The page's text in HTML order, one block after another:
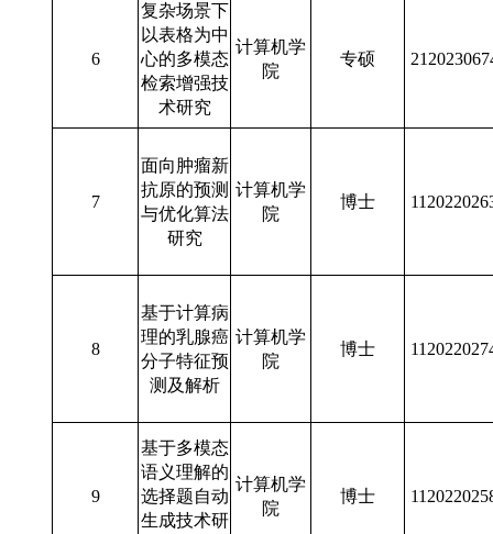
6
复杂场景下
以表格为中
心的多模态
检索增强技
术研究
计算机学
院
专硕
7
面向肿瘤新
抗原的预测
与优化算法
研究
计算机学
院
博士
8
基于计算病
理的乳腺癌
分子特征预
测及解析
计算机学
院
博士
9
基于多模态
语义理解的
选择题自动
生成技术研
计算机学
院
博士